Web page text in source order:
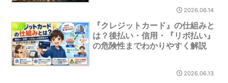
2026.06.14
学ぶ
『クレジットカード』の仕組みと
は？後払い・信用・『リボ払い』
の危険性までわかりやすく解説
2026.06.13